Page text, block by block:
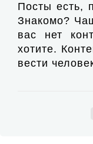
Посты есть,
Знакомо?
вас нет
хотите.
вести